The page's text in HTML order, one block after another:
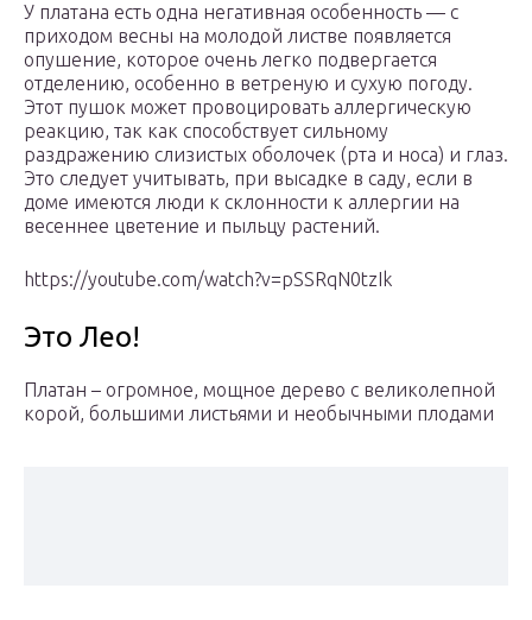
У платана есть одна негативная особенность — с
приходом весны на молодой листве появляется
опушение, которое очень легко подвергается
отделению, особенно в ветреную и сухую погоду.
Этот пушок может провоцировать аллергическую
реакцию, так как способствует сильному
раздражению слизистых оболочек (рта и носа) и глаз.
Это следует учитывать, при высадке в саду, если в
доме имеются люди к склонности к аллергии на
весеннее цветение и пыльцу растений.
https://youtube.com/watch?v=pSSRqN0tzIk
Это Лео!
Платан – огромное, мощное дерево с великолепной
корой, большими листьями и необычными плодами